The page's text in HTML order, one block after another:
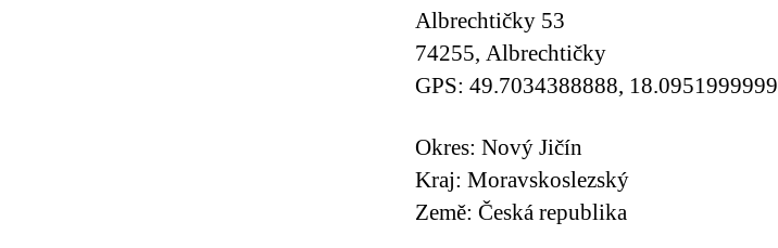
Albrechtičky 53
74255, Albrechtičky
GPS: 49.7034388888, 18.0951999999
Okres: Nový Jičín
Kraj: Moravskoslezský
Země: Česká republika